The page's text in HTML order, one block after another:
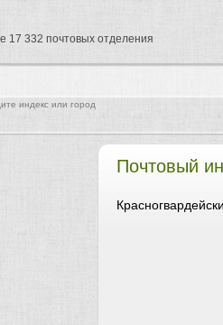
Почтовый
индекс или город
17 332 почтовых отделения